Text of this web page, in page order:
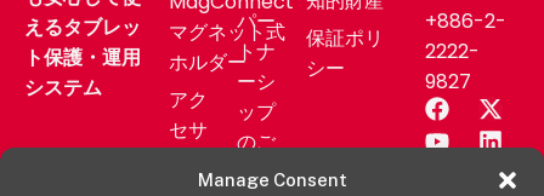
Manage Consent
えるタブレッ
ト保護・運用
システム
マグネット式
ホルダー
アク
セサ
パー
トナ
ーシ
ップ
のご
相談
保証ポリ
シー
+886-2-
2222-
9827